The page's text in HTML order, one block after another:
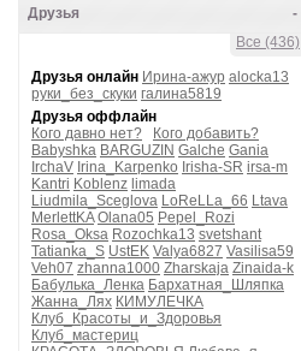
-
Друзья
Все (436)
Друзья онлайн Ирина-ажур alocka13
руки_без_скуки галина5819
Друзья оффлайн
Кого давно нет?
Кого добавить?
Babyshka BARGUZIN Galche Gania
IrchaV Irina_Karpenko Irisha-SR irsa-m
Kantri Koblenz limada
Liudmila_Sceglova LoReLLa_66 Ltava
MerlettKA Olana05 Pepel_Rozi
Rosa_Oksa Rozochka13 svetshant
Tatianka_S UstEK Valya6827 Vasilisa59
Veh07 zhanna1000 Zharskaja Zinaida-k
Бабулька_Ленка Бархатная_Шляпка
Жанна_Лях КИМУЛЕЧКА
Клуб_Красоты_и_Здоровья
Клуб_мастериц